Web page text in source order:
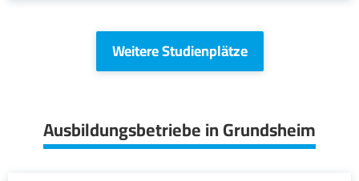
Weitere Studienplätze
Ausbildungsbetriebe in Grundsheim